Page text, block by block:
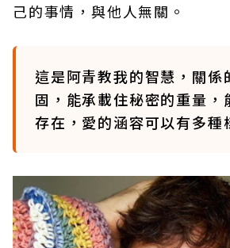
己的事情，與他人無關。
這是阿青教我的智慧，關係
固，能承載住秘密的重量，
存在，愛的涵容可以有多種